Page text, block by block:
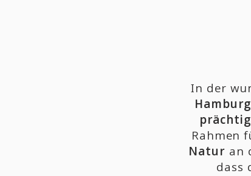
In der
Rahmen
Natur an
dass